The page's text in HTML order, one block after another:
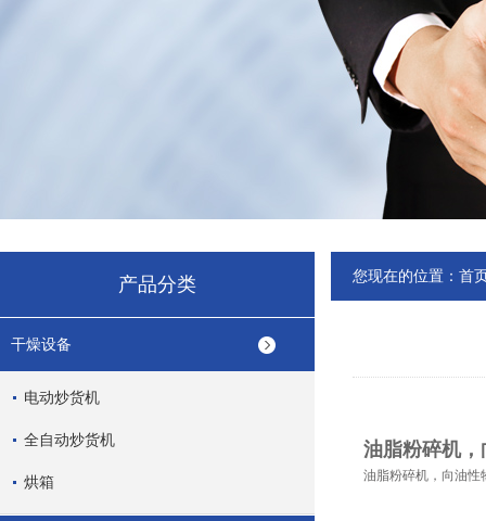
产品分类
干燥设备
电动炒货机
全自动炒货机
烘箱
您现在的位置： 首
油脂粉碎机
油脂粉碎机，向油性